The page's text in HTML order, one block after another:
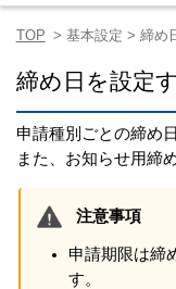
TOP > 基本設定 > 締め
締め日を設定
申請種別ごとの締め
また、お知らせ用締
注意事項
申請期限は締
す。